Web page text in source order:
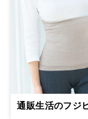
通販生活のフジ